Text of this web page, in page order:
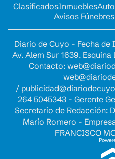
ClasificadosInmuebles
Avisos
Diario de Cuyo - Fecha
Av. Alem Sur 1639.
Contacto:
/
264 5045343 - Gerente
Secretario de Redacción:
Mario Romero -
FRANCISCO